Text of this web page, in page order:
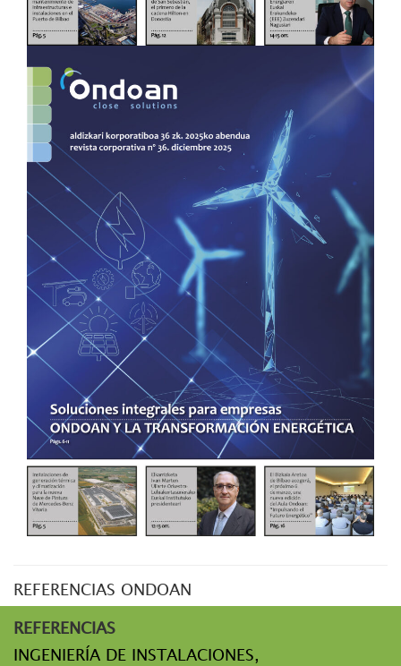
REFERENCIAS ONDOAN
REFERENCIAS
INGENIERÍA DE INSTALACIONES,